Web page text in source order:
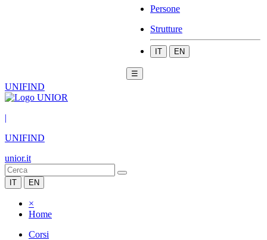
Persone
Strutture
IT EN
☰
UNIFIND
|
UNIFIND
unior.it
IT EN
×
Home
Corsi